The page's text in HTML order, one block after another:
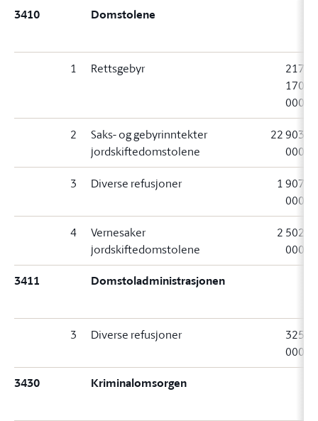
3410 Domstolene
1 Rettsgebyr
217
170
000
2
Saks- og gebyrinntekter
jordskiftedomstolene
22 903
000
3 Diverse refusjoner
1 907
000
4
Vernesaker
jordskiftedomstolene
2 502
000
3411 Domstoladministrasjonen
3 Diverse refusjoner
325
000
3430 Kriminalomsorgen